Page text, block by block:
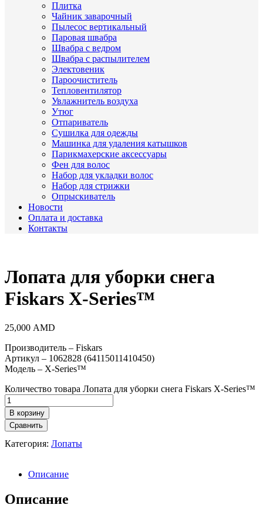
Плитка
Чайник заварочный
Пылесос вертикальный
Паровая швабра
Швабра с ведром
Швабра с распылителем
Электовеник
Пароочиститель
Тепловентилятор
Увлажнитель воздуха
Утюг
Отпариватель
Сушилка для одежды
Машинка для удаления катышков
Парикмахерские аксессуары
Фен для волос
Набор для укладки волос
Набор для стрижки
Опрыскиватель
Новости
Оплата и доставка
Контакты
Лопата для уборки снега
Fiskars X-Series™
25,000 AMD
Производитель – Fiskars
Артикул – 1062828 (64115011410450)
Модель – X-Series™
Количество товара Лопата для уборки снега Fiskars X-Series™
В корзину
Сравнить
Категория: Лопаты
Описание
Описание